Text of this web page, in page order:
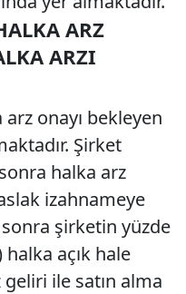
ARZ
ARZI
arz onayı bekleyen
Şirket
halka arz
izahnameye
şirketin yüzde
açık hale
ile satın alma